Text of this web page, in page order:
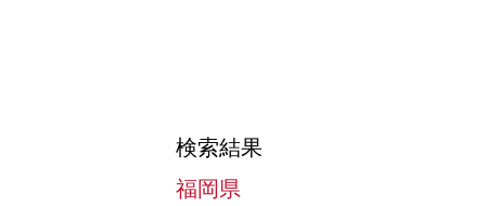
検索結果
福岡県